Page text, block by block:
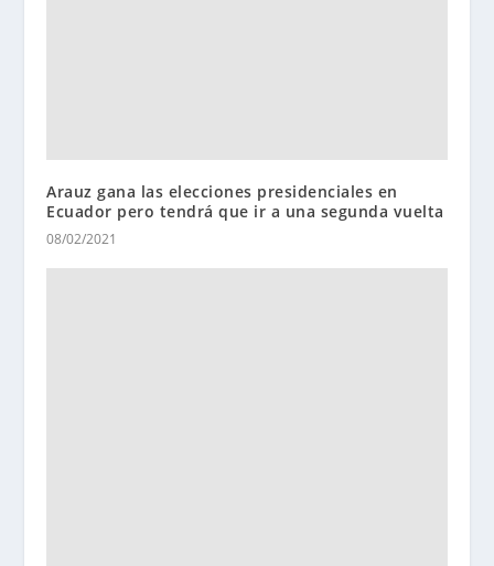
Arauz gana las elecciones presidenciales en
Ecuador pero tendrá que ir a una segunda vuelta
08/02/2021